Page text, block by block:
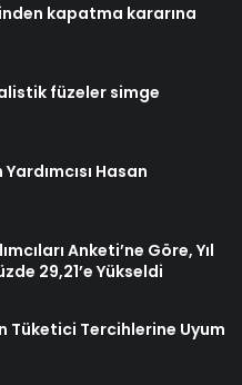
kapatma kararına
füzeler simge
Hasan
Anketi’ne Göre, Yıl
29,21’e Yükseldi
Tüketici Tercihlerine Uyum